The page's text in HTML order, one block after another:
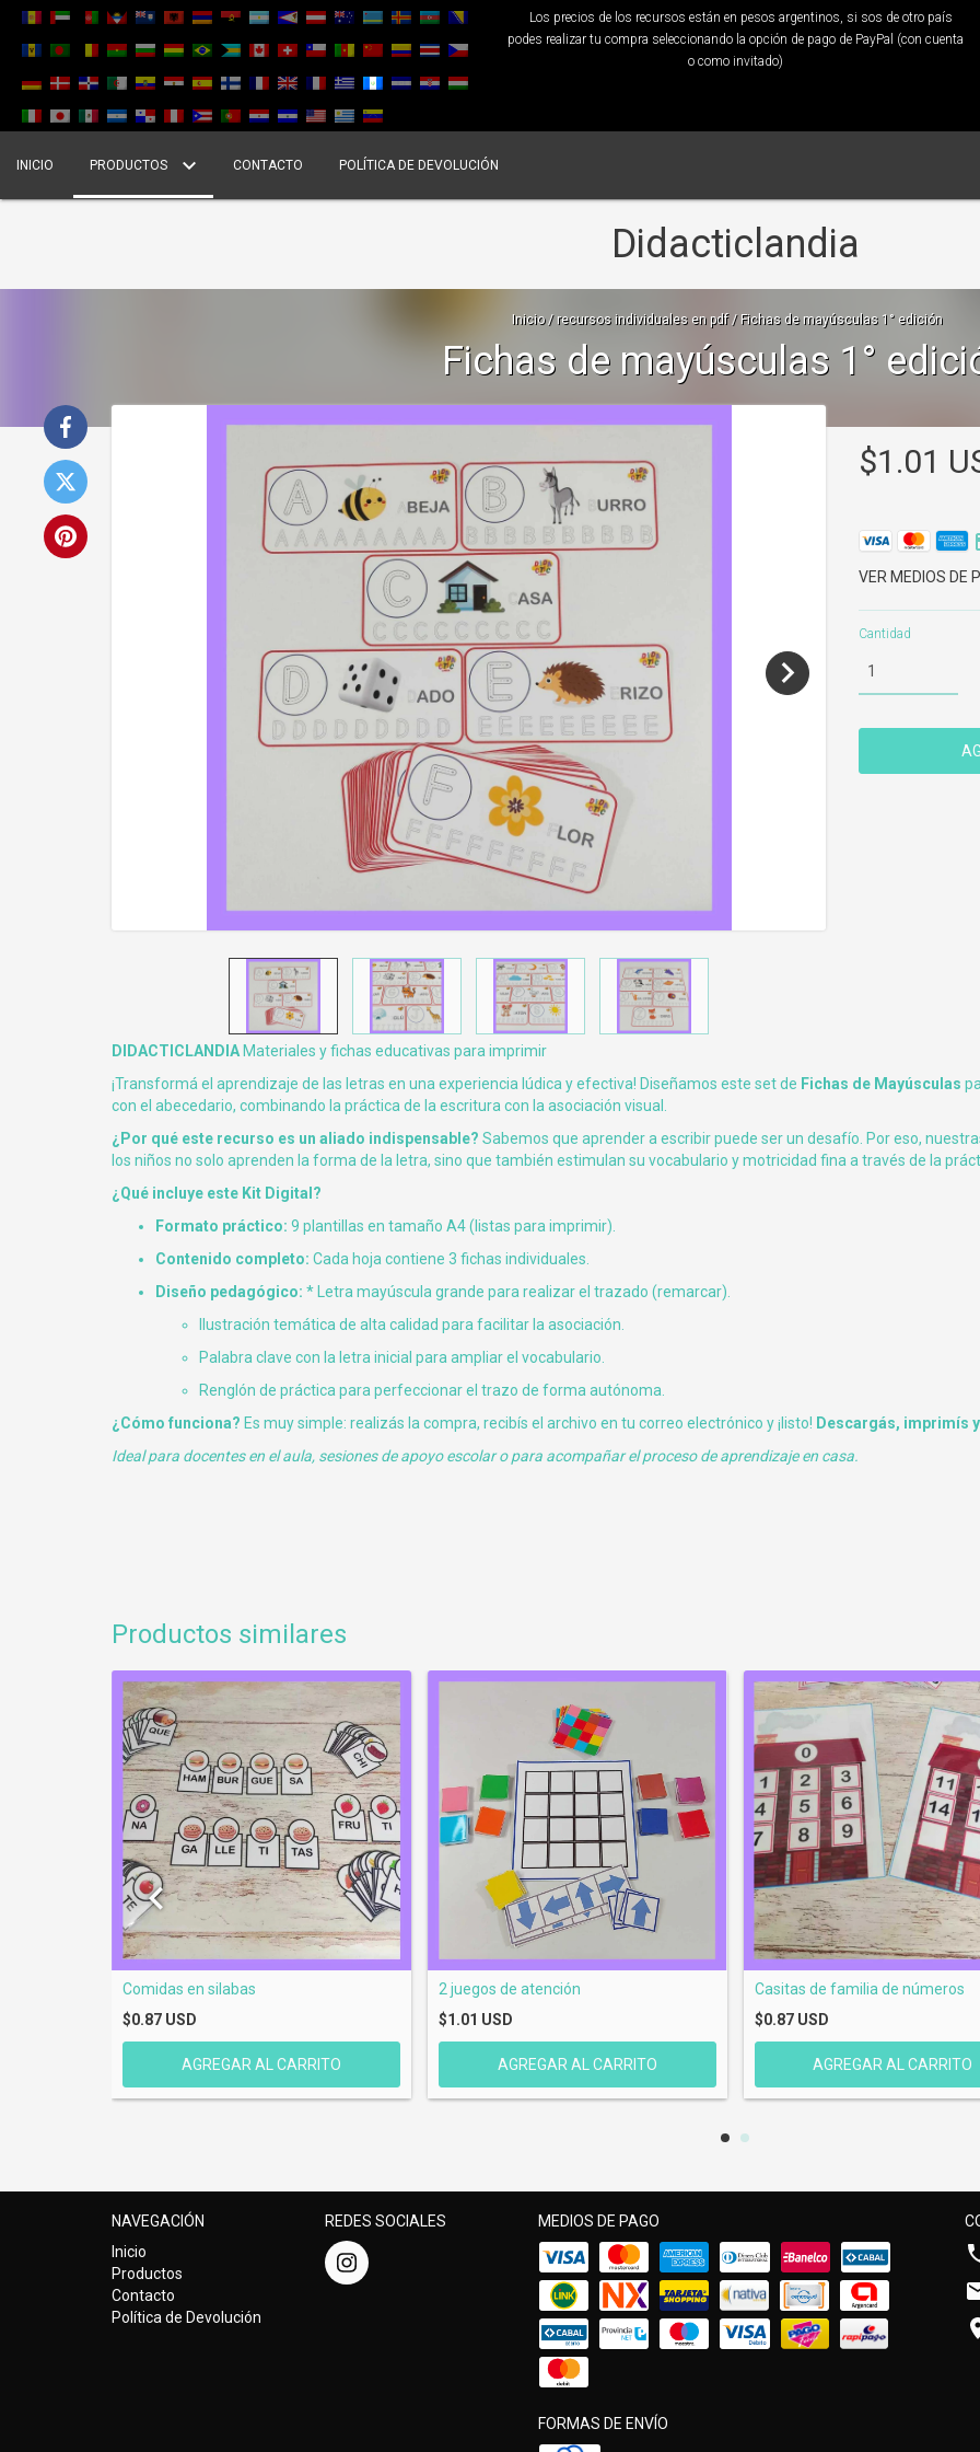
Los precios de los recursos están en pesos argentinos, si sos de otro país
podes realizar tu compra seleccionando la opción de pago de PayPal (con cuenta
o como invitado)
INICIO PRODUCTOS CONTACTO POLÍTICA DE DEVOLUCIÓN
Didacticlandia
Inicio / recursos individuales en pdf / Fichas de mayúsculas 1° edición
Fichas de mayúsculas 1°
$1.01
VER MEDIOS DE
Cantidad
DIDACTICLANDIA Materiales y fichas educativas para imprimir
¡Transformá el aprendizaje de las letras en una experiencia lúdica y efectiva! Diseñamos este set de Fichas de Mayúsculas
con el abecedario, combinando la práctica de la escritura con la asociación visual.
¿Por qué este recurso es un aliado indispensable? Sabemos que aprender a escribir puede ser un desafío. Por eso,
los niños no solo aprenden la forma de la letra, sino que también estimulan su vocabulario y motricidad fina a través de la
¿Qué incluye este Kit Digital?
Formato práctico: 9 plantillas en tamaño A4 (listas para imprimir).
Contenido completo: Cada hoja contiene 3 fichas individuales.
Diseño pedagógico: * Letra mayúscula grande para realizar el trazado (remarcar).
Ilustración temática de alta calidad para facilitar la asociación.
Palabra clave con la letra inicial para ampliar el vocabulario.
Renglón de práctica para perfeccionar el trazo de forma autónoma.
¿Cómo funciona? Es muy simple: realizás la compra, recibís el archivo en tu correo electrónico y ¡listo! Descargás, imprimís
Ideal para docentes en el aula, sesiones de apoyo escolar o para acompañar el proceso de aprendizaje en casa.
Productos similares
Comidas en silabas
$0.87 USD
2 juegos de atención
$1.01 USD
Casitas de familia de números
$0.87 USD
NAVEGACIÓN
Inicio
Productos
Contacto
Política de Devolución
REDES SOCIALES MEDIOS DE PAGO
FORMAS DE ENVÍO